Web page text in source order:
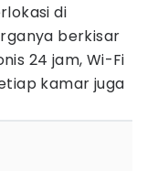
di
berkisar
24 jam, Wi-Fi
kamar juga